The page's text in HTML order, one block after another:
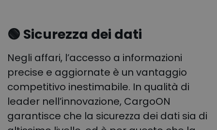
🟢 Sicurezza dei dati
Negli affari, l’accesso a informazioni
precise e aggiornate è un vantaggio
competitivo inestimabile. In qualità di
leader nell’innovazione, CargoON
garantisce che la sicurezza dei dati sia di